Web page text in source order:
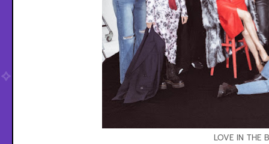
LOVE IN THE